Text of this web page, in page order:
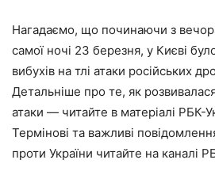
Нагадаємо, що починаючи з
самої ночі 23 березня, у Києві
вибухів на тлі атаки російських
Детальніше про те, як розвивалася
атаки — читайте в матеріалі РБК-
Термінові та важливі
проти України читайте на каналі